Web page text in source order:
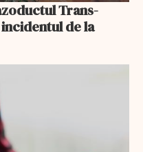
Trans-
de la